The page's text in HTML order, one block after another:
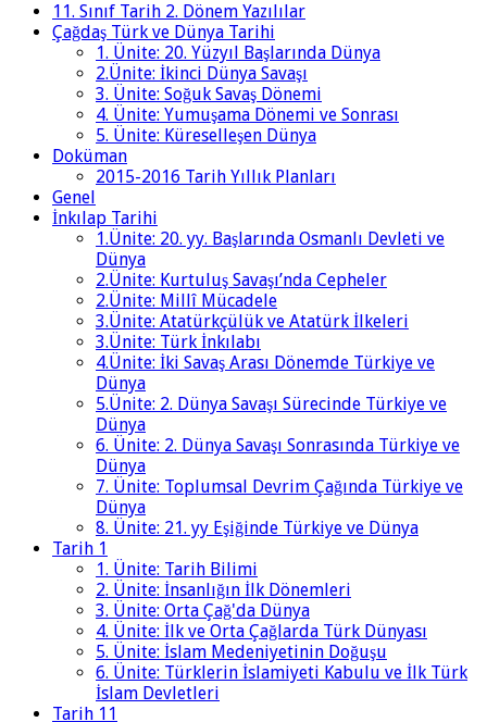
11. Sınıf Tarih 2. Dönem Yazılılar
Çağdaş Türk ve Dünya Tarihi
1. Ünite: 20. Yüzyıl Başlarında Dünya
2.Ünite: İkinci Dünya Savaşı
3. Ünite: Soğuk Savaş Dönemi
4. Ünite: Yumuşama Dönemi ve Sonrası
5. Ünite: Küreselleşen Dünya
Doküman
2015-2016 Tarih Yıllık Planları
Genel
İnkılap Tarihi
1.Ünite: 20. yy. Başlarında Osmanlı Devleti ve
Dünya
2.Ünite: Kurtuluş Savaşı’nda Cepheler
2.Ünite: Millî Mücadele
3.Ünite: Atatürkçülük ve Atatürk İlkeleri
3.Ünite: Türk İnkılabı
4.Ünite: İki Savaş Arası Dönemde Türkiye ve
Dünya
5.Ünite: 2. Dünya Savaşı Sürecinde Türkiye ve
Dünya
6. Ünite: 2. Dünya Savaşı Sonrasında Türkiye ve
Dünya
7. Ünite: Toplumsal Devrim Çağında Türkiye ve
Dünya
8. Ünite: 21. yy Eşiğinde Türkiye ve Dünya
Tarih 1
1. Ünite: Tarih Bilimi
2. Ünite: İnsanlığın İlk Dönemleri
3. Ünite: Orta Çağ'da Dünya
4. Ünite: İlk ve Orta Çağlarda Türk Dünyası
5. Ünite: İslam Medeniyetinin Doğuşu
6. Ünite: Türklerin İslamiyeti Kabulu ve İlk Türk
İslam Devletleri
Tarih 11